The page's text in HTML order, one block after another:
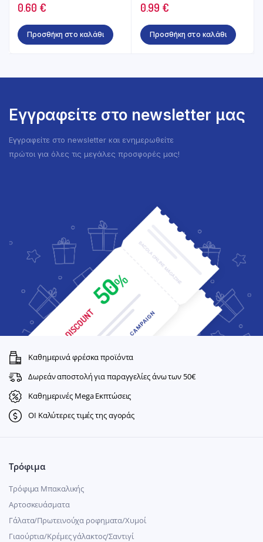
0.60 €
Προσθήκη στο καλάθι
0.99 €
Προσθήκη στο καλάθι
Εγγραφείτε στο newsletter μας
Εγγραφείτε στο newsletter και ενημερωθείτε
πρώτοι για όλες τις μεγάλες προσφορές μας!
Καθημερινά φρέσκα προϊόντα
Δωρεάν αποστολή για παραγγελίες άνω των 50€
Καθημερινές Mega Εκπτώσεις
ΟΙ Καλύτερες τιμές της αγοράς
Τρόφιμα
Τρόφιμα Μπακαλικής
Αρτοσκευάσματα
Γάλατα/Πρωτεινούχα ροφηματα/Χυμοί
Γιαούρτια/Κρέμες γάλακτος/Σαντιγί